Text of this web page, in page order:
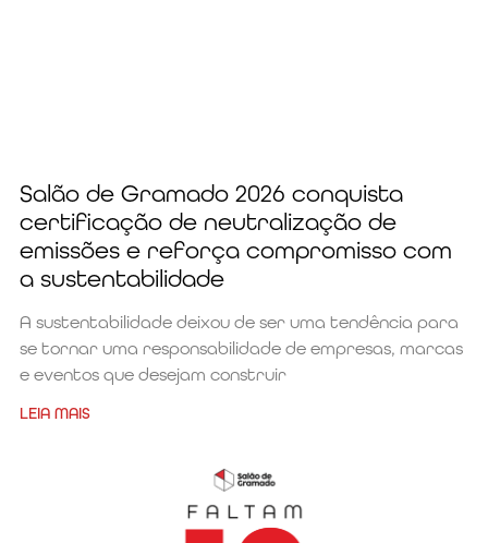
Salão de Gramado 2026 conquista
certificação de neutralização de
emissões e reforça compromisso com
a sustentabilidade
A sustentabilidade deixou de ser uma tendência para
se tornar uma responsabilidade de empresas, marcas
e eventos que desejam construir
LEIA MAIS